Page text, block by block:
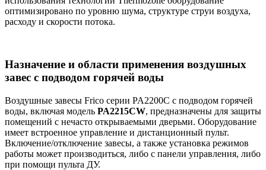
оптимизировано по уровню шума, структуре струи воздуха,
расходу и скорости потока.
Назначение и области применения воздушных
завес с подводом горячей воды
Воздушные завесы Frico серии PA2200C с подводом горячей
воды, включая модель PA2215CW, предназначены для защиты
помещений с нечасто открываемыми дверьми. Оборудование
имеет встроенное управление и дистанционный пульт.
Включение/отключение завесы, а также установка режимов
работы может производиться, либо с панели управления, либо
при помощи пульта ДУ.